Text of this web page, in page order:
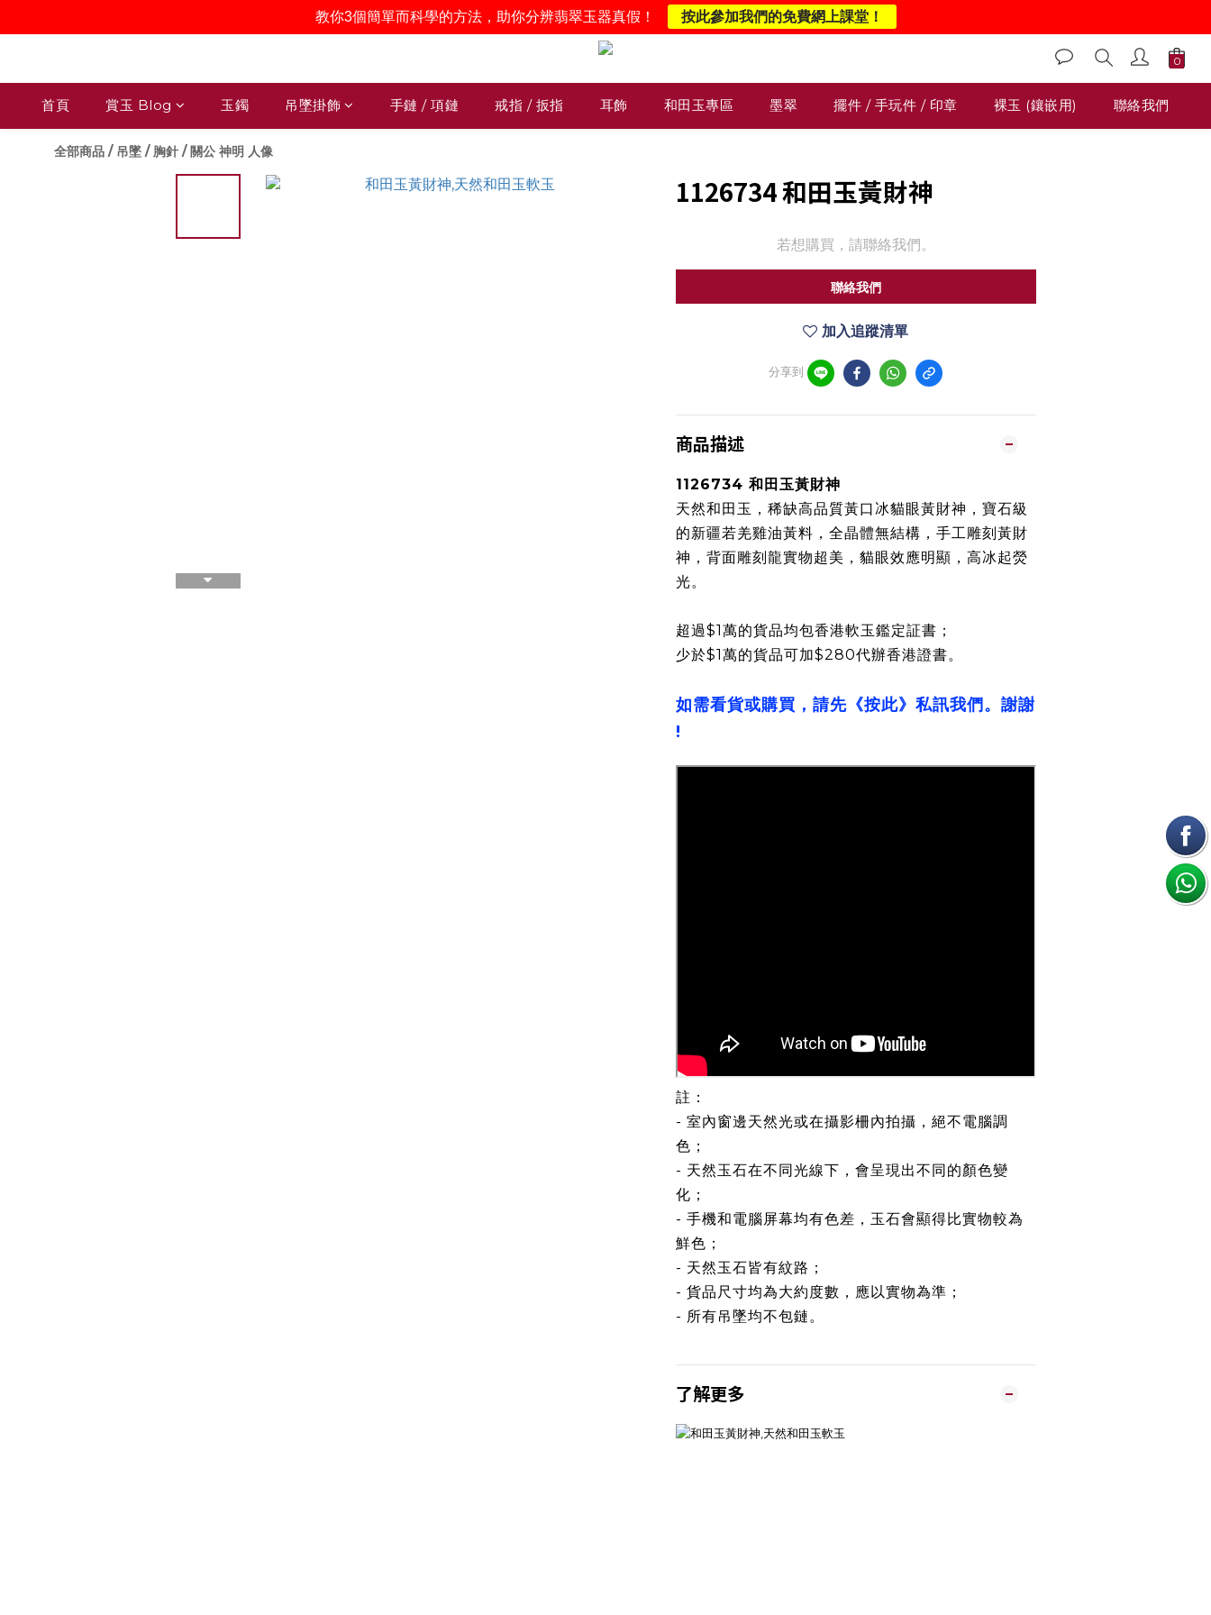
首頁 賞玉 Blog 玉鐲 吊墜掛飾 手鏈 / 項鏈 戒指 / 扳指 耳飾 和田玉專區 墨翠 擺件 / 手玩件 / 印章 裸玉 (鑲嵌用) 聯絡我們
全部商品 / 吊墜 / 胸針 /關公 神明 人像
1126734 和田玉黃財神
若想購買，請聯絡我們。
聯絡我們
加入追蹤清單
分享到
商品描述
1126734 和田玉黃財神
天然和田玉，稀缺高品質黃口冰貓眼黃財神，寶石級
的新疆若羌雞油黃料，全晶體無結構，手工雕刻黃財
神，背面雕刻龍實物超美，貓眼效應明顯，高冰起熒
光。
超過$1萬的貨品均包香港軟玉鑑定証書；
少於$1萬的貨品可加$280代辦香港證書。
如需看貨或購買，請先《按此》私訊我們。謝謝
!
註：
- 室內窗邊天然光或在攝影柵內拍攝，絕不電腦調
色；
- 天然玉石在不同光線下，會呈現出不同的顏色變
化；
- 手機和電腦屏幕均有色差，玉石會顯得比實物較為
鮮色；
- 天然玉石皆有紋路；
- 貨品尺寸均為大約度數，應以實物為準；
- 所有吊墜均不包鏈。
了解更多
教你3個簡單而科學的方法，助你分辨翡翠玉器真假！ 按此參加我們的免費網上課堂！